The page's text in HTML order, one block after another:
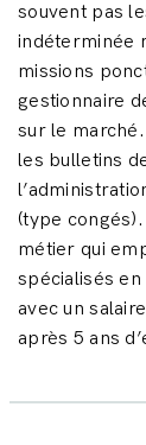
souvent pas
indéterminée
missions
gestionnaire
sur le
les bulletins
(type
métier qui
spécialisés
avec un
après 5 ans